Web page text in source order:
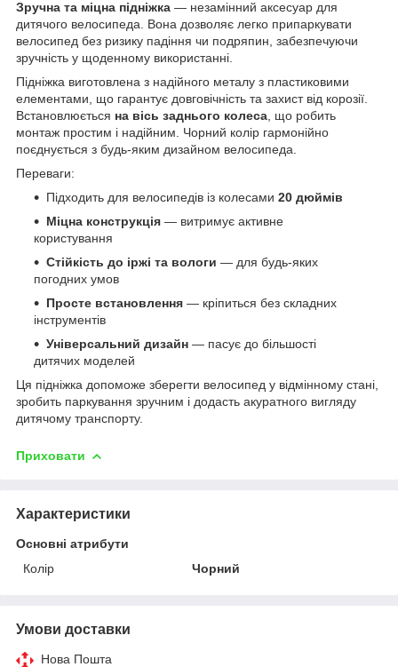
Зручна та міцна підніжка — незамінний аксесуар для
дитячого велосипеда. Вона дозволяє легко припаркувати
велосипед без ризику падіння чи подряпин, забезпечуючи
зручність у щоденному використанні.
Підніжка виготовлена з надійного металу з пластиковими
елементами, що гарантує довговічність та захист від корозії.
Встановлюється на вісь заднього колеса , що робить
монтаж простим і надійним. Чорний колір гармонійно
поєднується з будь-яким дизайном велосипеда.
Переваги:
Підходить для велосипедів із колесами 20 дюймів
Міцна конструкція — витримує активне
користування
Стійкість до іржі та вологи — для будь-яких
погодних умов
Просте встановлення — кріпиться без складних
інструментів
Універсальний дизайн — пасує до більшості
дитячих моделей
Ця підніжка допоможе зберегти велосипед у відмінному стані,
зробить паркування зручним і додасть акуратного вигляду
дитячому транспорту.
Приховати
Характеристики
Основні атрибути
Колір
Чорний
Умови доставки
Нова Пошта